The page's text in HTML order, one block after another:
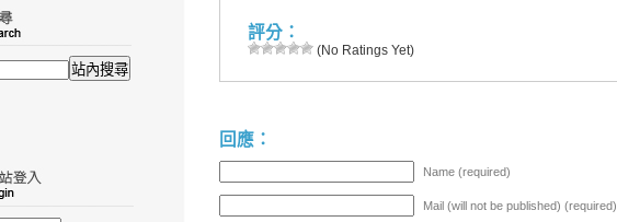
評分：
(No Ratings Yet)
回應：
Name (required)
Mail (will not be published) (required)